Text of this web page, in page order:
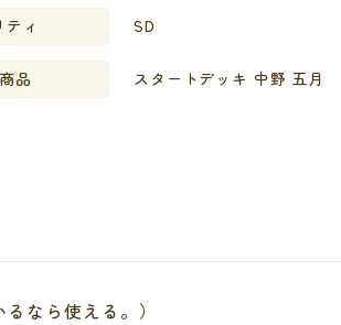
ティ SD
品 スタートデッキ 中野 五月
るなら使える。）